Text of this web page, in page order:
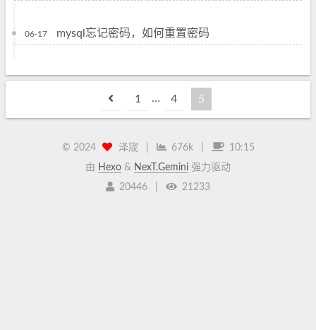
06-17 mysql忘记密码，如何重置密码
1 … 4 5
© 2024 泽宬 676k
10:15
由 Hexo & NexT.Gemini 强力驱动
20446
21233